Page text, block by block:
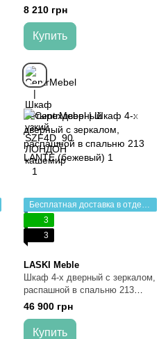
8 210 грн
Купить
Бесплатная доставка в отделение НП
3
3
LASKI Meble
Шкаф 4-х дверный с зеркалом,
распашной в спальню 213
LANTE (бежевый)
46 900 грн
Купить